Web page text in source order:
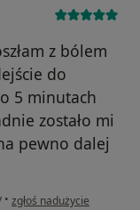
z bólem
do
5 minutach
zostało mi
pewno dalej
• w opinii użytkownika
zgłoś nadużycie